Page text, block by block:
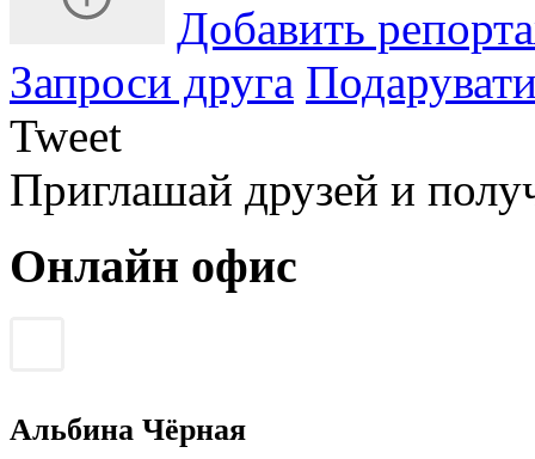
Добавить
Запроси друга
Tweet
Приглашай друзей и
Онлайн офис
Альбина Чёрная